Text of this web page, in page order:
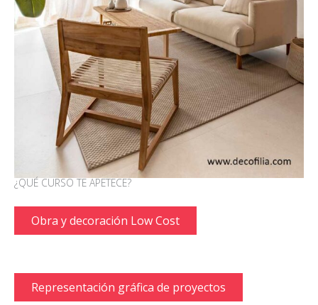
¿QUÉ CURSO TE APETECE?
Obra y decoración Low Cost
Representación gráfica de proyectos